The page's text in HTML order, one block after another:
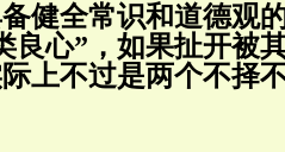
健全常识和道德观
良心”，如果扯开被
上不过是两个不择